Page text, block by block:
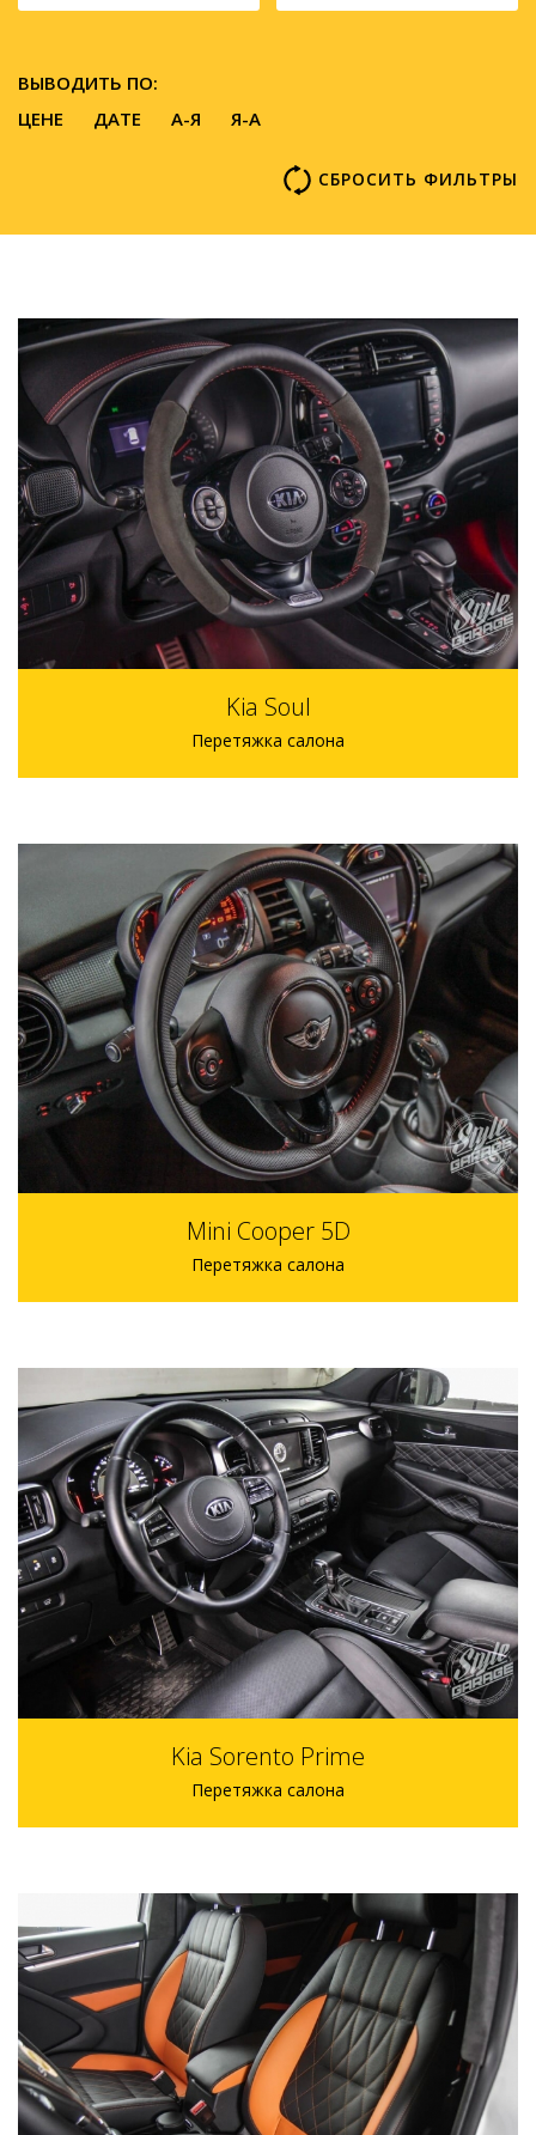
ВЫВОДИТЬ ПО:
ЦЕНЕ
ДАТЕ A-Я Я-А
СБРОСИТЬ ФИЛЬТРЫ
150000 р. 5-7 дней
Kia Soul
Перетяжка салона
96000 р. 6 дней
Mini Cooper 5D
Перетяжка салона
скоро напишем сколько р. скоро напишем
Kia Sorento Prime
Перетяжка салона
индивидуально р. индивидуально